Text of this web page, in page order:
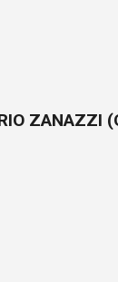
ZANAZZI